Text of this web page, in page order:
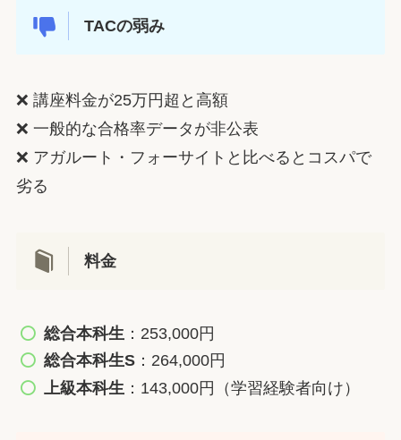
TACの弱み
❌ 講座料金が25万円超と高額
❌ 一般的な合格率データが非公表
❌ アガルート・フォーサイトと比べるとコスパで
劣る
料金
総合本科生 ：253,000円
総合本科生S ：264,000円
上級本科生 ：143,000円（学習経験者向け）